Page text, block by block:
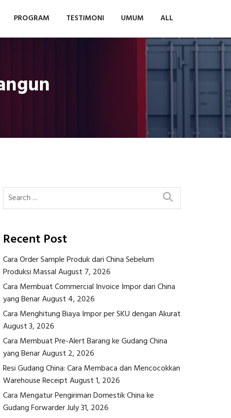
PROGRAM TESTIMONI UMUM ALL
Recent Post
Cara Order Sample Produk dari China Sebelum
Produksi MassalAugust 7, 2026
Cara Membuat Commercial Invoice Impor dari China
yang BenarAugust 4, 2026
Cara Menghitung Biaya Impor per SKU dengan Akurat
August 3, 2026
Cara Membuat Pre-Alert Barang ke Gudang China
yang BenarAugust 2, 2026
Resi Gudang China: Cara Membaca dan Mencocokkan
Warehouse ReceiptAugust 1, 2026
Cara Mengatur Pengiriman Domestik China ke
Gudang ForwarderJuly 31, 2026